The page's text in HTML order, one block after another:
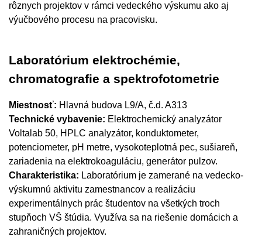
rôznych projektov v rámci vedeckého výskumu ako aj
výučbového procesu na pracovisku.
Laboratórium elektrochémie,
chromatografie a spektrofotometrie
Miestnosť: Hlavná budova L9/A, č.d. A313
Technické vybavenie: Elektrochemický analyzátor
Voltalab 50, HPLC analyzátor, konduktometer,
potenciometer, pH metre, vysokoteplotná pec, sušiareň,
zariadenia na elektrokoaguláciu, generátor pulzov.
Charakteristika: Laboratórium je zamerané na vedecko-
výskumnú aktivitu zamestnancov a realizáciu
experimentálnych prác študentov na všetkých troch
stupňoch VŠ štúdia. Využíva sa na riešenie domácich a
zahraničných projektov.